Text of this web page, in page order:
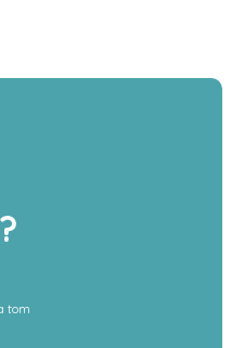
tom